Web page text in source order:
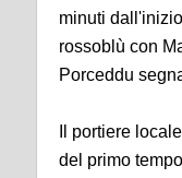
minuti
rossoblù con
Porceddu
Il portiere
del primo